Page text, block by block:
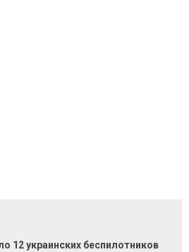
12 украинских беспилотников